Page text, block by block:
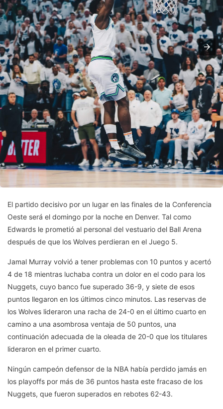
El partido decisivo por un lugar en las finales de la Conferencia
Oeste será el domingo por la noche en Denver. Tal como
Edwards le prometió al personal del vestuario del Ball Arena
después de que los Wolves perdieran en el Juego 5.
Jamal Murray volvió a tener problemas con 10 puntos y acertó
4 de 18 mientras luchaba contra un dolor en el codo para los
Nuggets, cuyo banco fue superado 36-9, y siete de esos
puntos llegaron en los últimos cinco minutos. Las reservas de
los Wolves lideraron una racha de 24-0 en el último cuarto en
camino a una asombrosa ventaja de 50 puntos, una
continuación adecuada de la oleada de 20-0 que los titulares
lideraron en el primer cuarto.
Ningún campeón defensor de la NBA había perdido jamás en
los playoffs por más de 36 puntos hasta este fracaso de los
Nuggets, que fueron superados en rebotes 62-43.